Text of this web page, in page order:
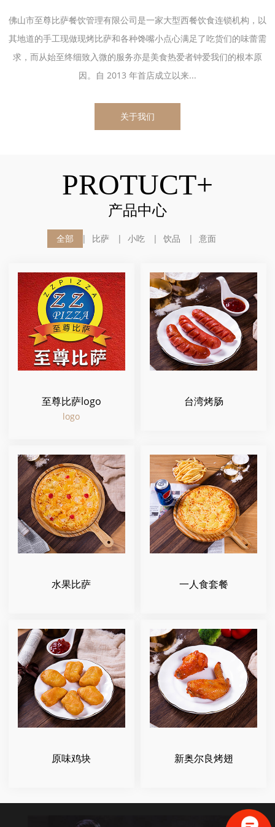
佛山市至尊比萨餐饮管理有限公司是一家大型西餐饮食连锁机构，以
其地道的手工现做现烤比萨和各种馋嘴小点心满足了吃货们的味蕾需
求，而从始至终细致入微的服务亦是美食热爱者钟爱我们的根本原
因。自 2013 年首店成立以来...
关于我们
PROTUCT+
产品中心
全部 比萨 小吃 饮品 意面
至尊比萨logo
logo
台湾烤肠
水果比萨 一人食套餐
原味鸡块 新奥尔良烤翅